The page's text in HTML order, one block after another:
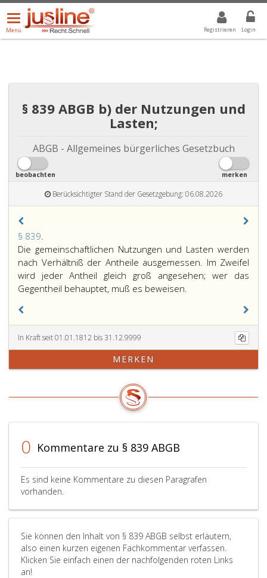
Registrieren Login
Menü
öffnen/schließen
Menü
ALLE DROPDOWN: GEWÄHLTER WERT IST ALLE
§ 839 ABGB b) der Nutzungen und
Lasten;
ABGB - Allgemeines bürgerliches Gesetzbuch
beobachten merken
Berücksichtigter Stand der Gesetzgebung: 06.08.2026
§ 839.
839,
Die gemeinschaftlichen Nutzungen und Lasten werden
nach Verhältniß der Antheile ausgemessen. Im Zweifel
wird jeder Antheil gleich groß angesehen; wer das
Gegentheil behauptet, muß es beweisen.
In Kraft seit 01.01.1812 bis 31.12.9999
MERKEN
0 Kommentare zu § 839 ABGB
Es sind keine Kommentare zu diesen Paragrafen
vorhanden.
Sie können den Inhalt von § 839 ABGB selbst erläutern,
also einen kurzen eigenen Fachkommentar verfassen.
Klicken Sie einfach einen der nachfolgenden roten Links
an!